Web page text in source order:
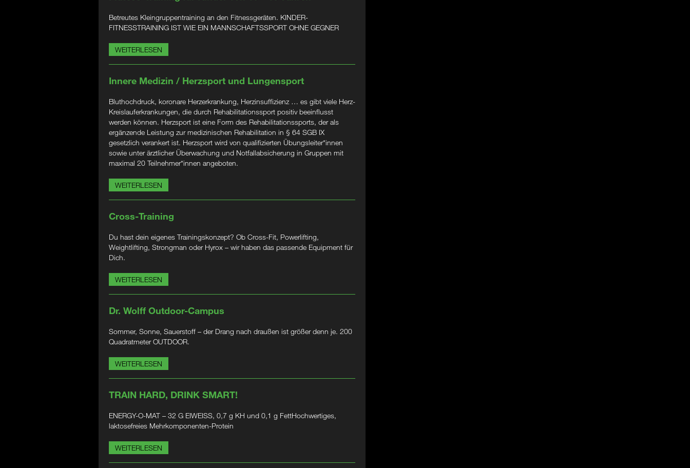
Betreutes Kleingruppentraining an den Fitnessgeräten. KINDER-
FITNESSTRAINING IST WIE EIN MANNSCHAFTSSPORT OHNE GEGNER
WEITERLESEN
Innere Medizin / Herzsport und Lungensport
Bluthochdruck, koronare Herzerkrankung, Herzinsuffizienz … es gibt viele Herz-
Kreislauferkrankungen, die durch Rehabilitationssport positiv beeinflusst
werden können. Herzsport ist eine Form des Rehabilitationssports, der als
ergänzende Leistung zur medizinischen Rehabilitation in § 64 SGB IX
gesetzlich verankert ist. Herzsport wird von qualifizierten Übungsleiter*innen
sowie unter ärztlicher Überwachung und Notfallabsicherung in Gruppen mit
maximal 20 Teilnehmer*innen angeboten.
WEITERLESEN
Cross-Training
Du hast dein eigenes Trainingskonzept? Ob Cross-Fit, Powerlifting,
Weightlifting, Strongman oder Hyrox – wir haben das passende Equipment für
Dich.
WEITERLESEN
Dr. Wolff Outdoor-Campus
Sommer, Sonne, Sauerstoff – der Drang nach draußen ist größer denn je. 200
Quadratmeter OUTDOOR.
WEITERLESEN
TRAIN HARD, DRINK SMART!
ENERGY-O-MAT – 32 G EIWEISS, 0,7 g KH und 0,1 g FettHochwertiges,
laktosefreies Mehrkomponenten-Protein
WEITERLESEN